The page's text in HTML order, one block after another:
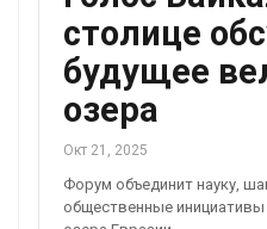
столице
будущее
озера
Окт 21, 2025
Форум объединит науку,
общественные